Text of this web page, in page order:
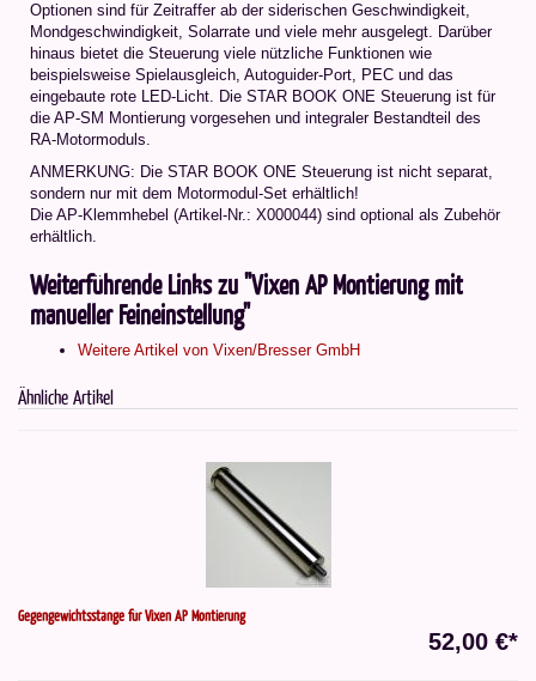
Optionen sind für Zeitraffer ab der siderischen Geschwindigkeit,
Mondgeschwindigkeit, Solarrate und viele mehr ausgelegt. Darüber
hinaus bietet die Steuerung viele nützliche Funktionen wie
beispielsweise Spielausgleich, Autoguider-Port, PEC und das
eingebaute rote LED-Licht. Die STAR BOOK ONE Steuerung ist für
die AP-SM Montierung vorgesehen und integraler Bestandteil des
RA-Motormoduls.
ANMERKUNG: Die STAR BOOK ONE Steuerung ist nicht separat,
sondern nur mit dem Motormodul-Set erhältlich!
Die AP-Klemmhebel (Artikel-Nr.: X000044) sind optional als Zubehör
erhältlich.
Weiterführende Links zu "Vixen AP Montierung mit
manueller Feineinstellung"
Weitere Artikel von Vixen/Bresser GmbH
Ähnliche Artikel
Gegengewichtsstange für Vixen AP Montierung
52,00 €*